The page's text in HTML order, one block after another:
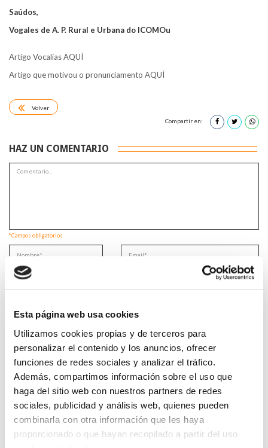
Esta página web usa cookies
Utilizamos cookies propias y de terceros para
personalizar el contenido y los anuncios, ofrecer
funciones de redes sociales y analizar el tráfico.
Además, compartimos información sobre el uso que
haga del sitio web con nuestros partners de redes
sociales, publicidad y análisis web, quienes pueden
combinarla con otra información que les haya
proporcionado o que hayan recopilado a partir del uso
Saúdos,
Vogales de A. P. Rural e Urbana do ICOMOu
Artigo Vocalías AQUÍ
Artigo que motivou o pronunciamento AQUÍ
Volver
Compartir en:
HAZ UN COMENTARIO
*Campos obligatorios
DESTACADAS
LA ALIANZA MÉDICA POR LA SALUD PLANETARIA SE ADHIERE
AL PACTO DE ESTADO FRENTE A LA EMERGENCIA CLIMÁTICA
03/08/2026
PREMIOS DE LA REAL ACADEMIA DE MEDICINA DE GALICIA
2026